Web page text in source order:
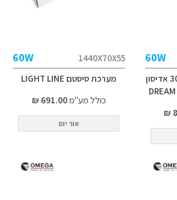
60W
סיסטם לד 60W זווית 30° אדיסון
1440X70X55
60W
מערכת סיסטם LIGHT LINE
כולל מע"מ691.00 ₪
אור יום